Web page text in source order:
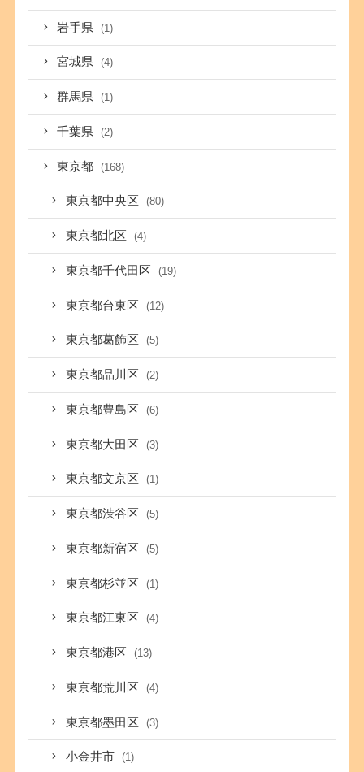
岩手県 (1)
宮城県 (4)
群馬県 (1)
千葉県 (2)
東京都 (168)
東京都中央区 (80)
東京都北区 (4)
東京都千代田区 (19)
東京都台東区 (12)
東京都葛飾区 (5)
東京都品川区 (2)
東京都豊島区 (6)
東京都大田区 (3)
東京都文京区 (1)
東京都渋谷区 (5)
東京都新宿区 (5)
東京都杉並区 (1)
東京都江東区 (4)
東京都港区 (13)
東京都荒川区 (4)
東京都墨田区 (3)
小金井市 (1)